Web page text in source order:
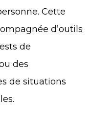
Cette
d’outils
de
des
de situations